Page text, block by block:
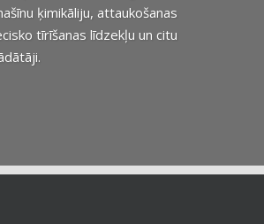
ķimikāliju, attaukošanas
tīrīšanas līdzekļu un citu